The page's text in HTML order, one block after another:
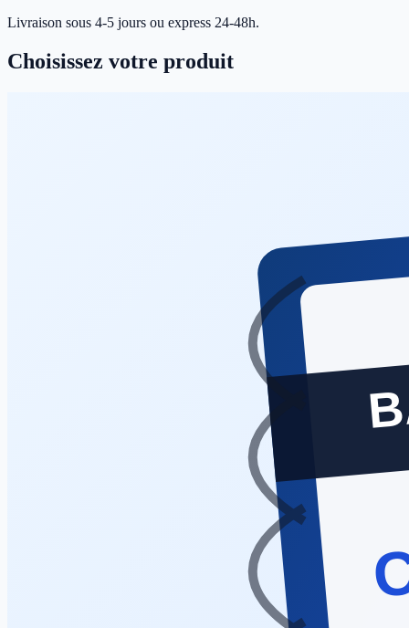
Livraison sous 4-5 jours ou express 24-48h.
Choisissez votre produit